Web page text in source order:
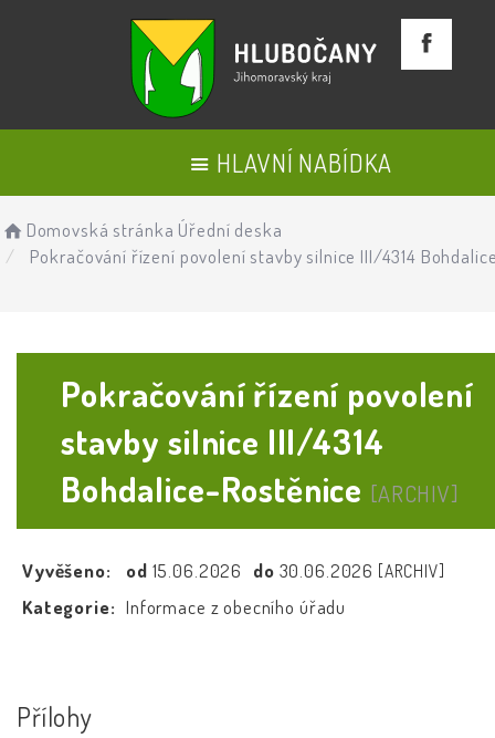
HLAVNÍ NABÍDKA
Domovská stránka Úřední deska
Pokračování řízení povolení stavby silnice III/4314
Pokračování řízení povolení
stavby silnice III/4314
Bohdalice-Rostěnice [ARCHIV]
Vyvěšeno: od 15.06.2026 do 30.06.2026 [ARCHIV]
Kategorie: Informace z obecního úřadu
Přílohy